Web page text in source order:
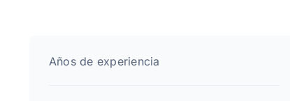
Años de experiencia